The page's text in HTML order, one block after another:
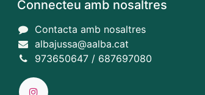
Connecteu amb nosaltres
Contacta amb nosaltres
albajussa@aalba.cat
973650647 / 687697080